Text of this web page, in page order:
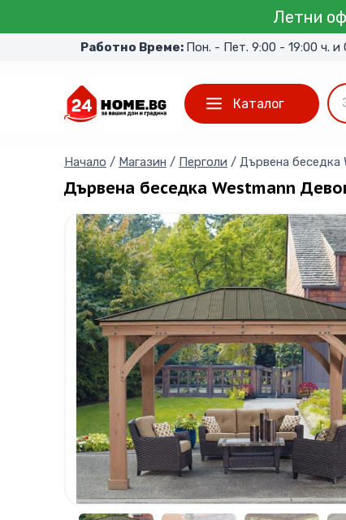
Летни
Работно Време: Пон. - Пет. 9:00 - 19:00 ч. и
Каталог
Дървена беседка Westmann
Начало / Магазин / Перголи / Дървена беседка